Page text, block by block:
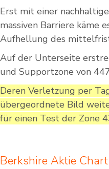
Erst mit einer
massiven Barriere käme
Aufhellung des
Auf der Unterseite
und Supportzone von
Deren Verletzung per
übergeordnete Bild
für einen Test der Zone
Berkshire Aktie Chart